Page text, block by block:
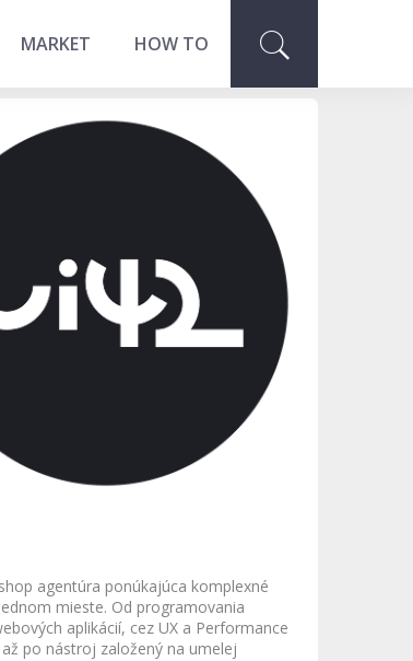
MARKET HOW TO
agentúra ponúkajúca komplexné
mieste. Od programovania
aplikácií, cez UX a Performance
po nástroj založený na umelej